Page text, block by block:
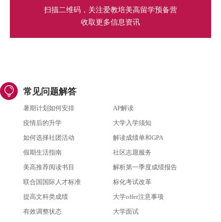
扫描二维码，关注爱教培美高留学预备营
收取更多信息资讯
常见问题解答
暑期计划如何安排
AP解读
疫情后的升学
大学入学须知
如何选择社团活动
解读成绩单和GPA
假期生活指南
社区志愿服务
美高推荐阅读书目
解析第一季度成绩报告
联合国国际人才标准
标化考试改革
提高文科类成绩
大学offer注意事项
有效调整状态
大学面试